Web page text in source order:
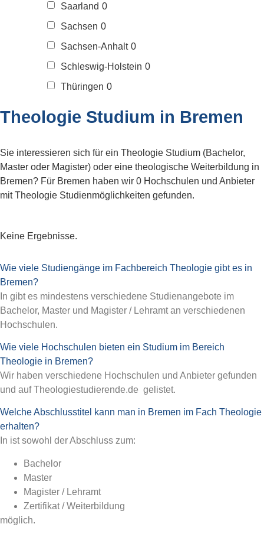
Saarland 0
Sachsen 0
Sachsen-Anhalt 0
Schleswig-Holstein 0
Thüringen 0
Theologie Studium in Bremen
Sie interessieren sich für ein Theologie Studium (Bachelor,
Master oder Magister) oder eine theologische Weiterbildung in
Bremen? Für Bremen haben wir 0 Hochschulen und Anbieter
mit Theologie Studienmöglichkeiten gefunden.
Keine Ergebnisse.
Wie viele Studiengänge im Fachbereich Theologie gibt es in
Bremen?
In gibt es mindestens verschiedene Studienangebote im
Bachelor, Master und Magister / Lehramt an verschiedenen
Hochschulen.
Wie viele Hochschulen bieten ein Studium im Bereich
Theologie in Bremen?
Wir haben verschiedene Hochschulen und Anbieter gefunden
und auf Theologiestudierende.de gelistet.
Welche Abschlusstitel kann man in Bremen im Fach Theologie
erhalten?
In ist sowohl der Abschluss zum:
Bachelor
Master
Magister / Lehramt
Zertifikat / Weiterbildung
möglich.